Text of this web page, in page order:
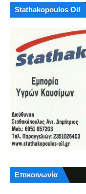
Stathakopoulos Oil
Επικοινωνία